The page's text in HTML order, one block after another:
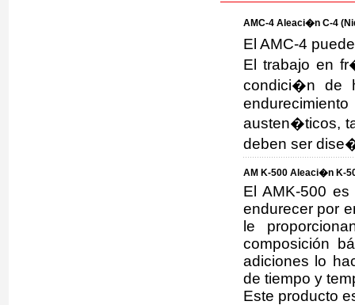
AMC-4 Aleaci�n C-4
El AMC-4
El trabajo en
condici�n de
austen�ticos,
deben ser
AM K-500 Aleaci�n K-
El AMK-500
endurecer por
le
composición
adiciones lo
de tiempo y
Este producto